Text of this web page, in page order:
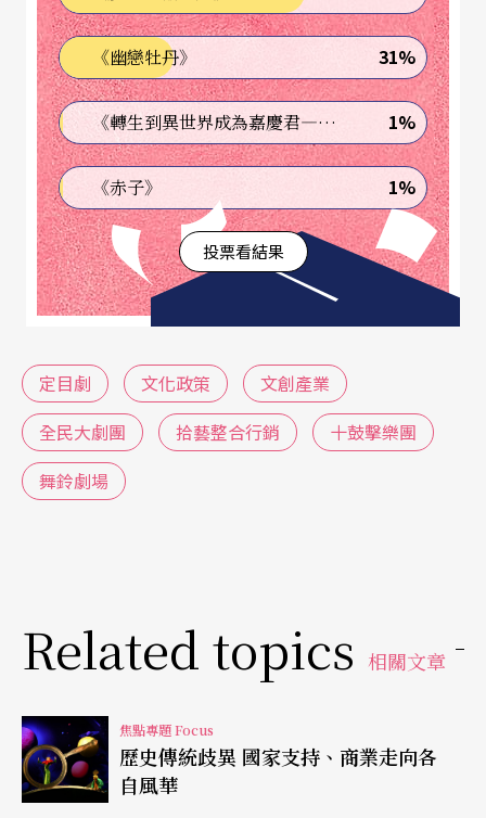
萬元。藉以促進「文化創意產業」，「鼓勵文創事
業建立自有品牌」，而以文化觀光為導向的劇碼，
每場至少四十五分鐘，每週至少表演五天，三個月
（一季）為一個檔期，定點、定時與固定形式之
「售票」演出。
文建會希望以台灣的文化藝術，讓觀光客掏出口袋
的錢。然而，長期倚賴官方補助的表演藝術界，卻
普遍沒這般樂觀。果不其然，今年二月舞鈴劇場
《奇幻旅程》爆出財務嚴重虧損。首屆獲補助的四
個團體，除了台南的十鼓文創，台北的三個團隊均
營運不佳，票房慘澹。營運無虞的十鼓文創，補助
期間從二○一一年九月十八日至十二月十七日，演
為5,871人，平均一場五十九人；全民大劇團，從二
○一一年九月十日至十二月十八日，演出九十三
場，觀賞總人數為15,407人，平均一場一百六十六
人次；舞鈴劇場，從二○一一年十二月廿二日至二
○一二年三月廿五日，預計演出六十六場，然而，
《幽戀牡丹》 31%
《轉生到異世界成為嘉慶君—發現我的祖先是詐騙集團!?》 1%
《赤子》 1%
投票看結果
定目劇 文化政策
文創產業
全民大劇團
拾藝整合行銷
十鼓擊樂團
舞鈴劇場
Related topics 相關文章
焦點專題 Focus
歷史傳統歧異 國家支持、商業走向各
自風華